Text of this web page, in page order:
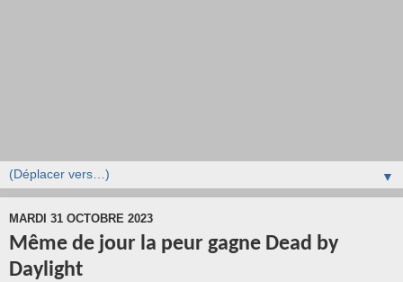
▼
MARDI 31 OCTOBRE 2023
Même de jour la peur gagne Dead by
Daylight